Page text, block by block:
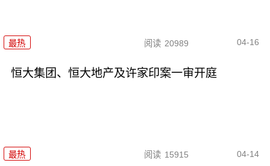
最热 阅读 20989 04-16
恒大集团、恒大地产及许家印案一审开庭
最热 阅读 15915 04-14